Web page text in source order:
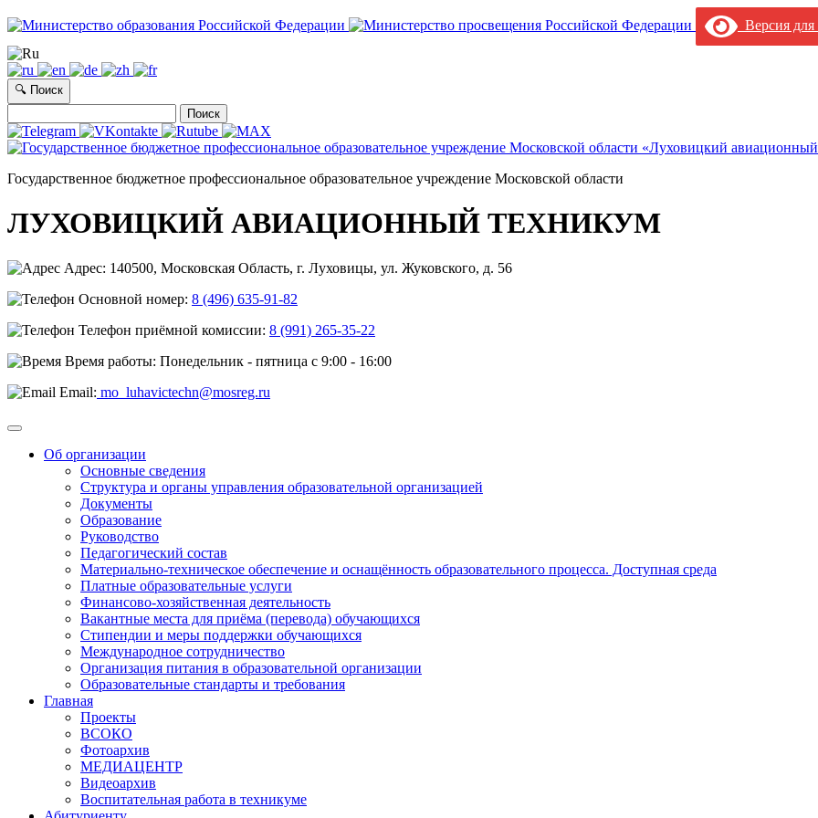
Версия
🔍 Поиск
Государственное бюджетное профессиональное образовательное учреждение Московской области
ЛУХОВИЦКИЙ АВИАЦИОННЫЙ ТЕХНИКУМ
Адрес: 140500, Московская Область, г. Луховицы, ул. Жуковского, д. 56
Основной номер: 8 (496) 635-91-82
Телефон приёмной комиссии: 8 (991) 265-35-22
Время работы: Понедельник - пятница с 9:00 - 16:00
Email: mo_luhavictechn@mosreg.ru
Об организации
Основные сведения
Структура и органы управления образовательной организацией
Документы
Образование
Руководство
Педагогический состав
Материально-техническое обеспечение и оснащённость образовательного процесса. Доступная среда
Платные образовательные услуги
Финансово-хозяйственная деятельность
Вакантные места для приёма (перевода) обучающихся
Стипендии и меры поддержки обучающихся
Международное сотрудничество
Организация питания в образовательной организации
Образовательные стандарты и требования
Главная
Проекты
ВСОКО
Фотоархив
МЕДИАЦЕНТР
Видеоархив
Воспитательная работа в техникуме